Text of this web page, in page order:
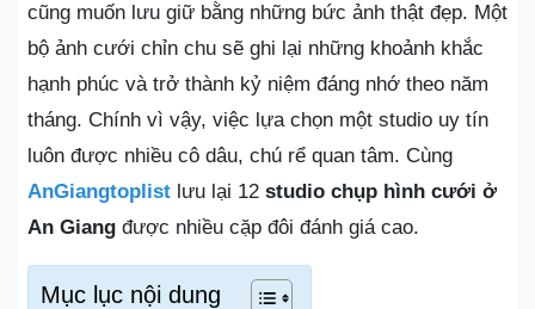
cũng muốn lưu giữ bằng những bức ảnh thật đẹp. Một
bộ ảnh cưới chỉn chu sẽ ghi lại những khoảnh khắc
hạnh phúc và trở thành kỷ niệm đáng nhớ theo năm
tháng. Chính vì vậy, việc lựa chọn một studio uy tín
luôn được nhiều cô dâu, chú rể quan tâm. Cùng
AnGiangtoplist lưu lại 12 studio chụp hình cưới ở
An Giang được nhiều cặp đôi đánh giá cao.
Mục lục nội dung